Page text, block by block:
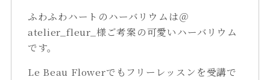
ふわふわハートのハーバリウムは＠
atelier_fleur_様ご考案の可愛いハーバリウム
です。
Le Beau Flowerでもフリーレッスンを受講で